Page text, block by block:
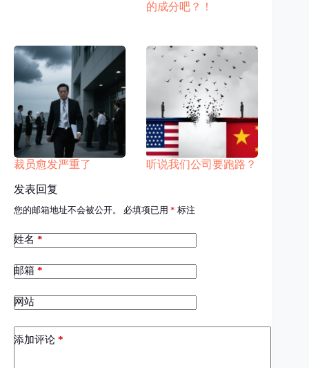
的成分吧？！
裁员愈发严重了 听说我们公司要跑路？
发表回复
您的邮箱地址不会被公开。 必填项已用 * 标注
姓名 *
邮箱 *
网站
添加评论 *